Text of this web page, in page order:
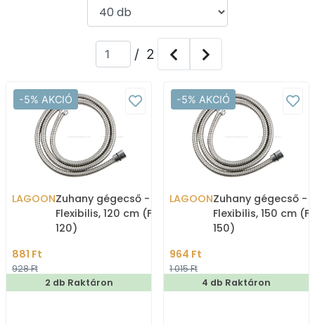
/ 2
-5% AKCIÓ
LAGOONZuhany gégecső -
Flexibilis, 120 cm (F14-
120)
881 Ft
928 Ft
2 db Raktáron
-5% AKCIÓ
LAGOONZuhany gégecső -
Flexibilis, 150 cm
150)
964 Ft
1 015 Ft
4 db Raktáron